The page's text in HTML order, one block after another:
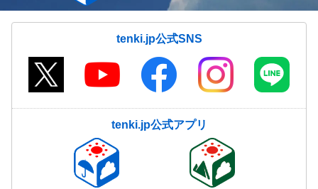
tenki.jp公式SNS
tenki.jp公式アプリ